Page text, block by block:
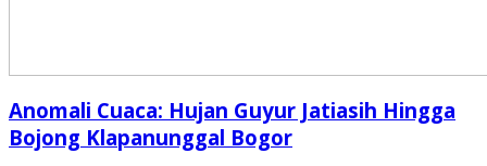
Anomali Cuaca: Hujan Guyur Jatiasih Hingga
Bojong Klapanunggal Bogor